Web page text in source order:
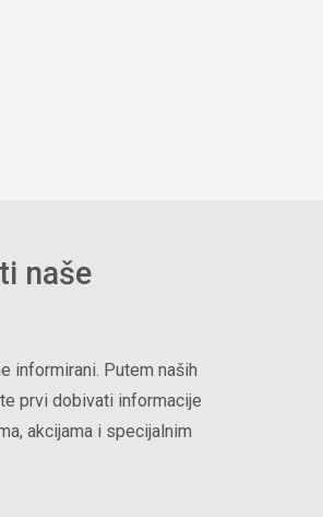
naše
informirani. Putem naših
prvi dobivati informacije
akcijama i specijalnim